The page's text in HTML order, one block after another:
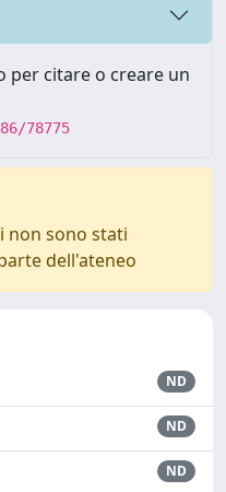
per citare o creare un
78775
non sono stati
dell'ateneo
ND
ND
ND